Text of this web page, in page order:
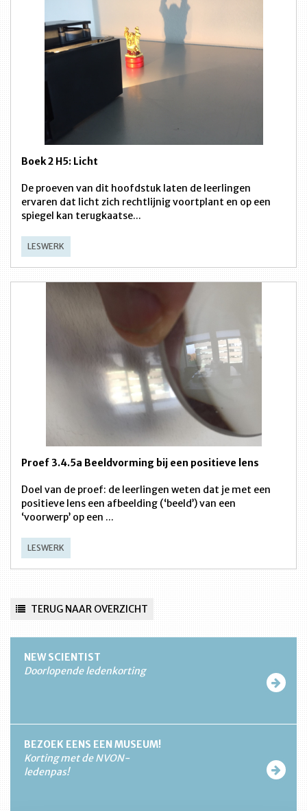
Boek 2 H5: Licht
De proeven van dit hoofdstuk laten de leerlingen
ervaren dat licht zich rechtlijnig voortplant en op een
spiegel kan terugkaatse...
LESWERK
Proef 3.4.5a Beeldvorming bij een positieve lens
Doel van de proef: de leerlingen weten dat je met een
positieve lens een afbeelding (‘beeld’) van een
‘voorwerp’ op een ...
LESWERK
TERUG NAAR OVERZICHT
NEW SCIENTIST
Doorlopende ledenkorting
BEZOEK EENS EEN MUSEUM!
Korting met de NVON-
ledenpas!